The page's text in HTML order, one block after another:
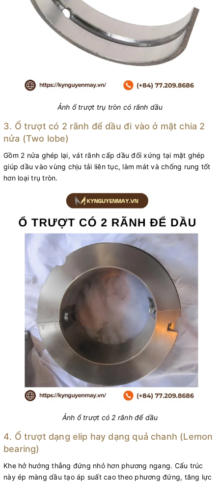
Ảnh ổ trượt trụ tròn có rãnh dầu
3. Ổ trượt có 2 rãnh để dầu đi vào ở mặt chia 2
nửa (Two lobe)
Gồm 2 nửa ghép lại, vát rãnh cấp dầu đối xứng tại mặt ghép
giúp dầu vào vùng chịu tải liên tục, làm mát và chống rung tốt
hơn loại trụ tròn.
Ảnh ổ trượt có 2 rãnh để dầu
4. Ổ trượt dạng elip hay dạng quả chanh (Lemon
bearing)
Khe hở hướng thẳng đứng nhỏ hơn phương ngang. Cấu trúc
này ép màng dầu tạo áp suất cao theo phương đứng, tăng lực